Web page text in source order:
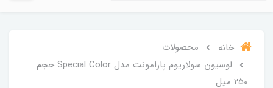
خانه
محصولات
لوسیون سولاریوم پارامونت مدل Special Color حجم
250 میل